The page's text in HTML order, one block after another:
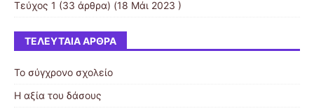
Τεύχος 1 (33 άρθρα) (18 Μάι 2023 )
ΤΕΛΕΥΤΑΊΑ ΆΡΘΡΑ
Το σύγχρονο σχολείο
Η αξία του δάσους